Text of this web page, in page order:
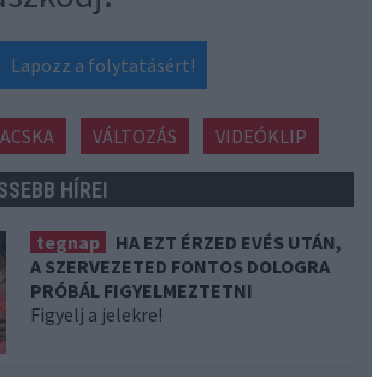
Lapozz a folytatásért!
VÁLTOZÁS VIDEÓKLIP
HÍREI
tegnap
HA EZT ÉRZED EVÉS UTÁN,
A SZERVEZETED FONTOS DOLOGRA
PRÓBÁL FIGYELMEZTETNI
Figyelj a jelekre!